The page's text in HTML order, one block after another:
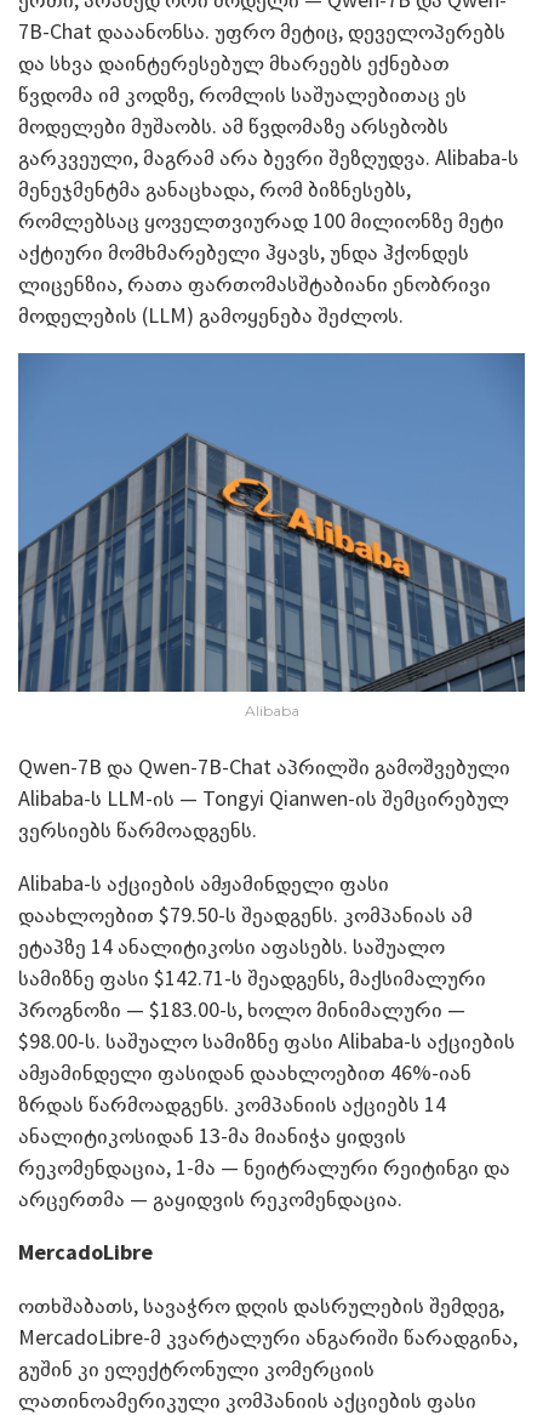
7B-Chat დააანონსა. უფრო მეტიც, დეველოპერებს
და სხვა დაინტერესებულ მხარეებს ექნებათ
წვდომა იმ კოდზე, რომლის საშუალებითაც ეს
მოდელები მუშაობს. ამ წვდომაზე არსებობს
გარკვეული, მაგრამ არა ბევრი შეზღუდვა. Alibaba-ს
მენეჯმენტმა განაცხადა, რომ ბიზნესებს,
რომლებსაც ყოველთვიურად 100 მილიონზე მეტი
აქტიური მომხმარებელი ჰყავს, უნდა ჰქონდეს
ლიცენზია, რათა ფართომასშტაბიანი ენობრივი
მოდელების (LLM) გამოყენება შეძლოს.
Alibaba
Qwen-7B და Qwen-7B-Chat აპრილში გამოშვებული
Alibaba-ს LLM-ის — Tongyi Qianwen-ის შემცირებულ
ვერსიებს წარმოადგენს.
Alibaba-ს აქციების ამჟამინდელი ფასი
დაახლოებით $79.50-ს შეადგენს. კომპანიას ამ
ეტაპზე 14 ანალიტიკოსი აფასებს. საშუალო
სამიზნე ფასი $142.71-ს შეადგენს, მაქსიმალური
პროგნოზი — $183.00-ს, ხოლო მინიმალური —
$98.00-ს. საშუალო სამიზნე ფასი Alibaba-ს აქციების
ამჟამინდელი ფასიდან დაახლოებით 46%-იან
ზრდას წარმოადგენს. კომპანიის აქციებს 14
ანალიტიკოსიდან 13-მა მიანიჭა ყიდვის
რეკომენდაცია, 1-მა — ნეიტრალური რეიტინგი და
არცერთმა — გაყიდვის რეკომენდაცია.
MercadoLibre
ოთხშაბათს, სავაჭრო დღის დასრულების შემდეგ,
MercadoLibre-მ კვარტალური ანგარიში წარადგინა,
გუშინ კი ელექტრონული კომერციის
ლათინოამერიკული კომპანიის აქციების ფასი